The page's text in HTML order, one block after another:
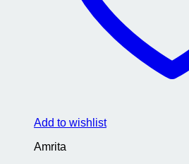
Add to wishlist
Amrita